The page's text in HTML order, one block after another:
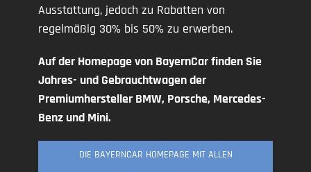
Ausstattung, jedoch zu Rabatten von
regelmäßig 30% bis 50% zu erwerben.
Auf der Homepage von BayernCar finden Sie
Jahres- und Gebrauchtwagen der
Premiumhersteller BMW, Porsche, Mercedes-
Benz und Mini.
DIE BAYERNCAR HOMEPAGE MIT ALLEN